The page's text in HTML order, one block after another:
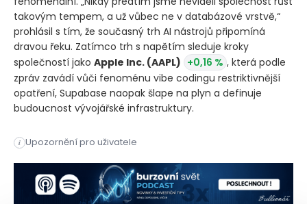
takovým tempem, a už vůbec ne v databázové vrstvě,“
prohlásil s tím, že současný trh AI nástrojů připomíná
dravou řeku. Zatímco trh s napětím sleduje kroky
společností jako Apple Inc. (AAPL) +0,16 % , která podle
zpráv zavádí vůči fenoménu vibe codingu restriktivnější
opatření, Supabase naopak šlape na plyn a definuje
budoucnost vývojářské infrastruktury.
i Upozornění pro uživatele
Technologický startup Supabase získal novou investici ve